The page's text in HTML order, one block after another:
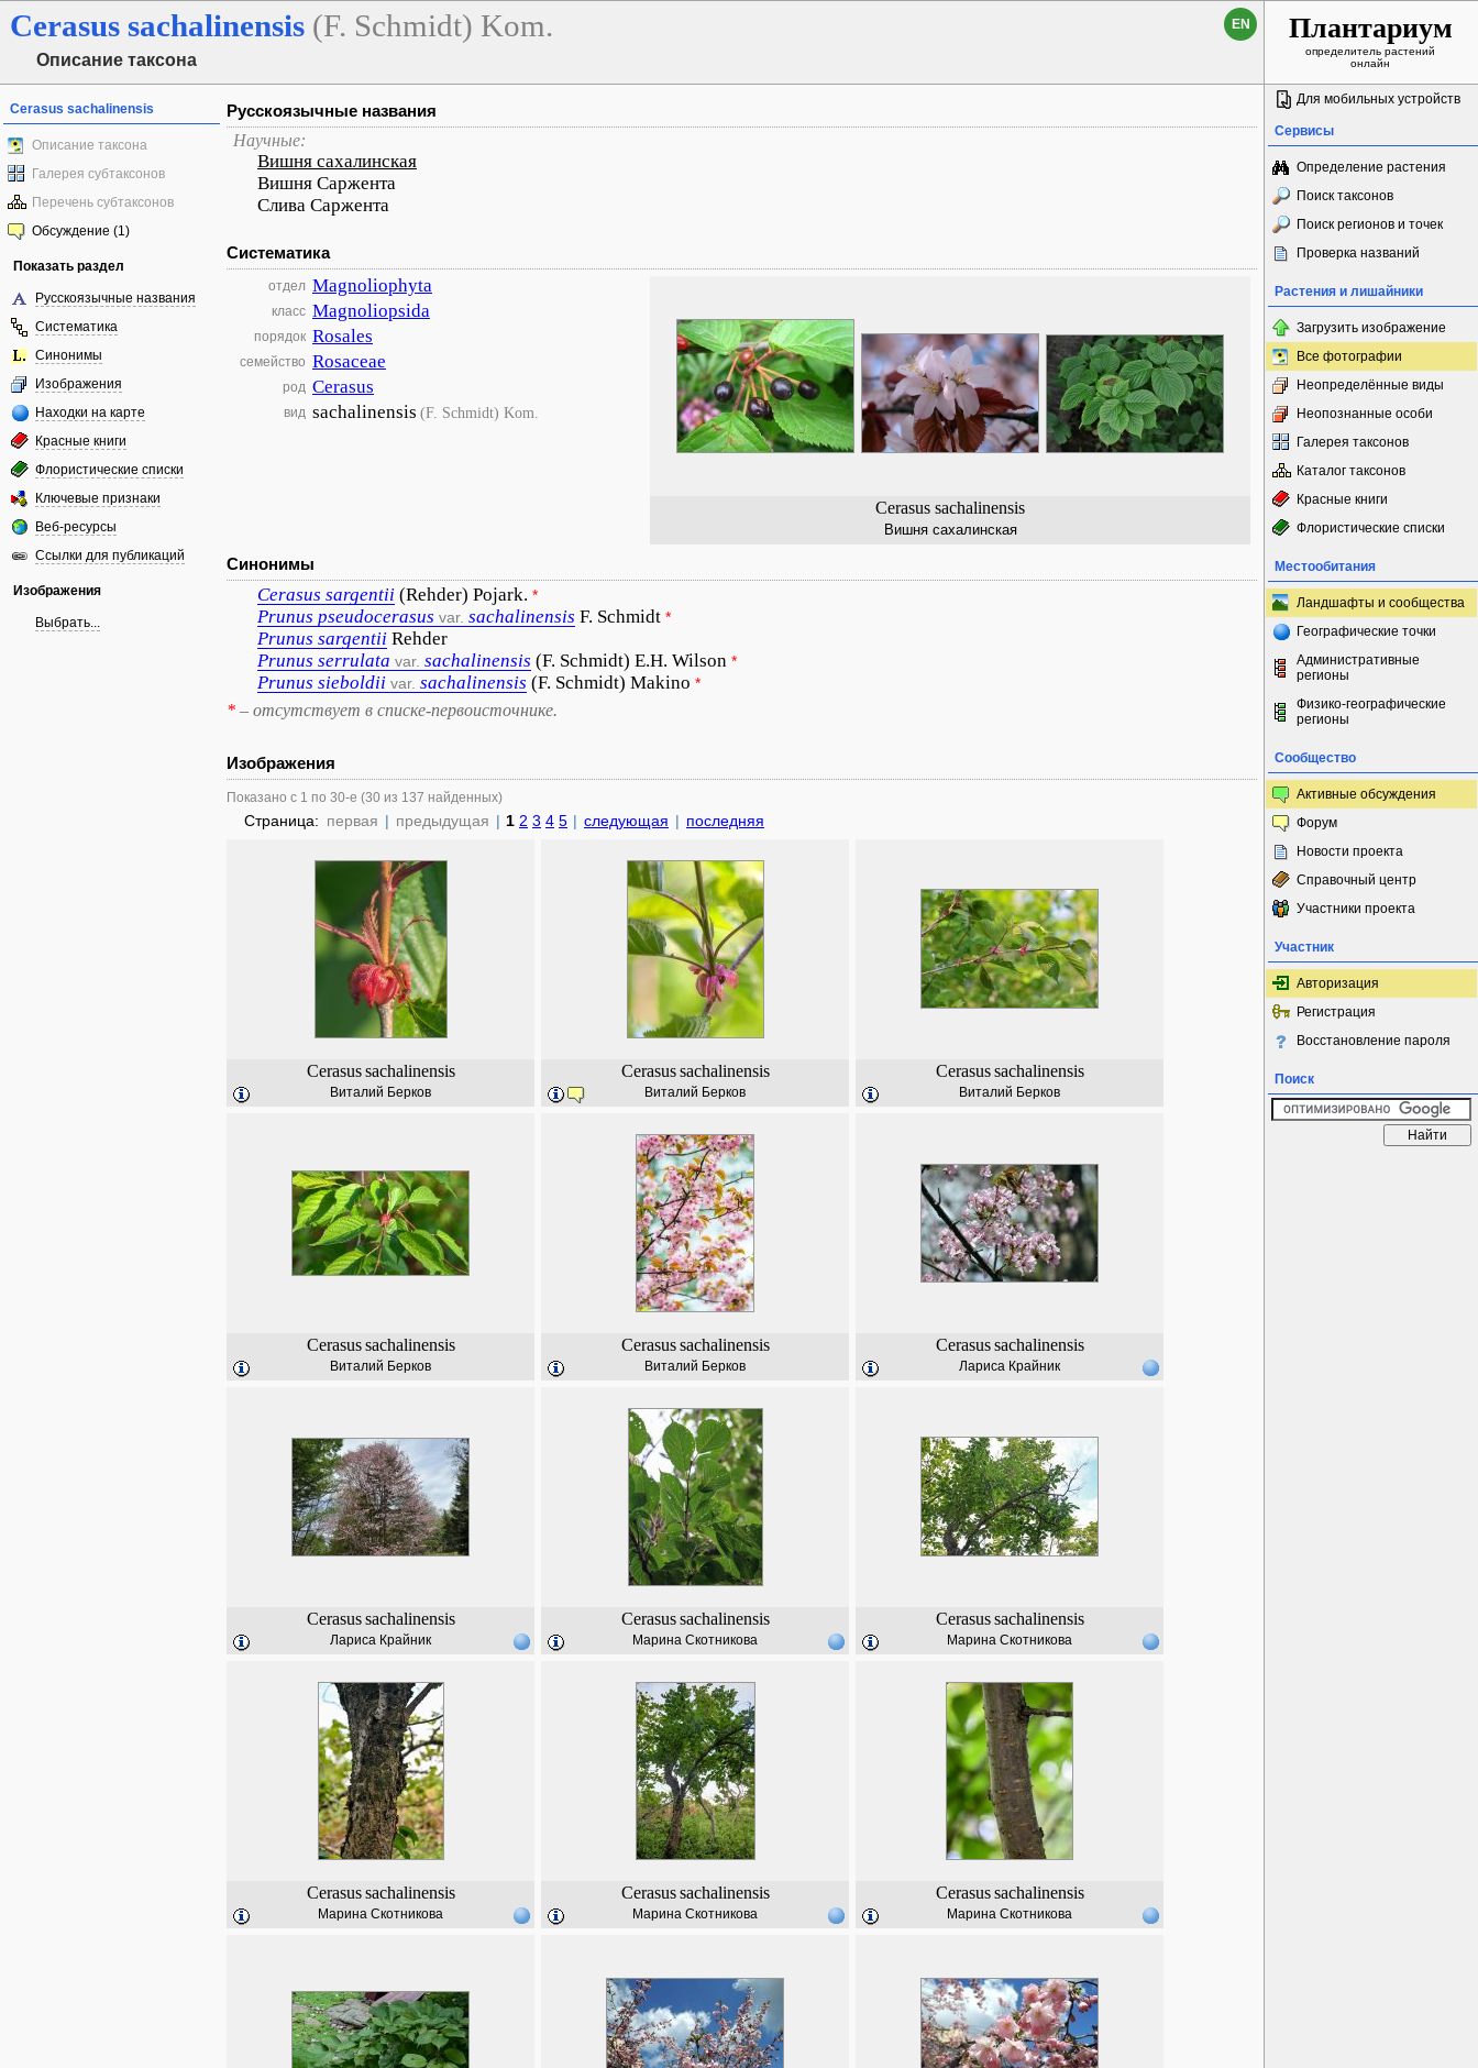
Cerasus sachalinensis (F. Schmidt) Kom.
Описание таксона
EN Плантариум
определитель растений
онлайн
Cerasus sachalinensis
Описание таксона
Галерея субтаксонов
Перечень субтаксонов
Обсуждение (1)
Показать раздел
Русскоязычные названия
Систематика
Синонимы
Изображения
Находки на карте
Красные книги
Флористические списки
Ключевые признаки
Веб-ресурсы
Ссылки для публикаций
Изображения
Выбрать...
Русскоязычные названия
Научные:
Вишня сахалинская
Вишня Саржента
Слива Саржента
Систематика
Cerasus sachalinensis
Вишня сахалинская
отдел Magnoliophyta
класс Magnoliopsida
порядок Rosales
семейство Rosaceae
род Cerasus
вид sachalinensis (F. Schmidt) Kom.
Синонимы
Cerasus sargentii (Rehder) Pojark. *
Prunus pseudocerasus var. sachalinensis F. Schmidt *
Prunus sargentii Rehder
Prunus serrulata var. sachalinensis (F. Schmidt) E.H. Wilson *
Prunus sieboldii var. sachalinensis (F. Schmidt) Makino *
* – отсутствует в списке-первоисточнике.
Изображения
Показано с 1 по 30-е (30 из 137 найденных)
Страница: первая | предыдущая | 1 2 3 4 5 | следующая | последняя
Cerasus sachalinensis
Виталий Берков
Cerasus sachalinensis
Виталий Берков
Cerasus sachalinensis
Виталий Берков
Cerasus sachalinensis
Виталий Берков
Cerasus sachalinensis
Виталий Берков
Cerasus sachalinensis
Лариса Крайник
Cerasus sachalinensis
Лариса Крайник
Cerasus sachalinensis
Марина Скотникова
Cerasus sachalinensis
Марина Скотникова
Cerasus sachalinensis
Марина Скотникова
Cerasus sachalinensis
Марина Скотникова
Cerasus sachalinensis
Марина Скотникова
Для мобильных устройств
Сервисы
Определение растения
Поиск таксонов
Поиск регионов и точек
Проверка названий
Растения и лишайники
Загрузить изображение
Все фотографии
Неопределённые виды
Неопознанные особи
Галерея таксонов
Каталог таксонов
Красные книги
Флористические списки
Местообитания
Ландшафты и сообщества
Географические точки
Административные
регионы
Физико-географические
регионы
Сообщество
Активные обсуждения
Форум
Новости проекта
Справочный центр
Участники проекта
Участник
Авторизация
Регистрация
Восстановление пароля
Поиск